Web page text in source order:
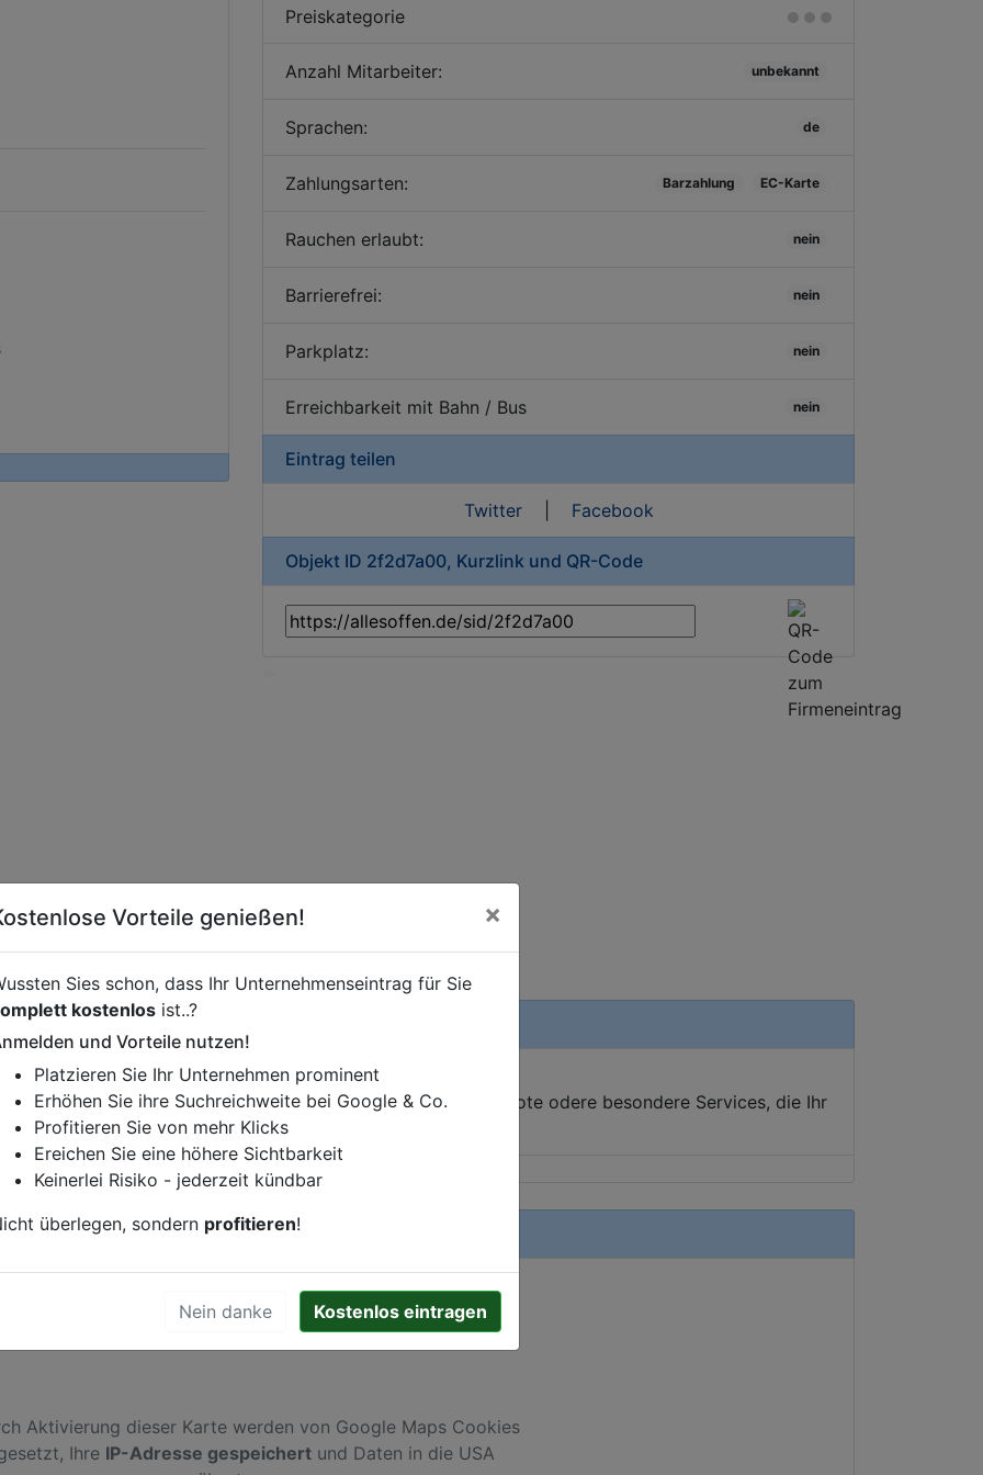
Preiskategorie
Anzahl Mitarbeiter: unbekannt
Sprachen: de
Zahlungsarten: Barzahlung EC-Karte
Rauchen erlaubt: nein
Barrierefrei: nein
Parkplatz: nein
Erreichbarkeit mit Bahn / Bus nein
Eintrag teilen
Twitter| Facebook
Objekt ID 2f2d7a00, Kurzlink und QR-Code
oder andere relevante Informationen hinzufügen?
Gerne erweitern wir Ihren Firmeneintrag um Sonderangebote odere besondere Services, die Ihr
Ihren Wettbewerbern abheben.
Aktivierung dieser Karte werden von Google Maps Cookies
Ihre IP-Adresse gespeichert und Daten in die USA
Vorteile genießen! ×
Sies schon, dass Ihr Unternehmenseintrag für Sie
kostenlos ist..?
und Vorteile nutzen!
Platzieren Sie Ihr Unternehmen prominent
Erhöhen Sie ihre Suchreichweite bei Google & Co.
Profitieren Sie von mehr Klicks
Ereichen Sie eine höhere Sichtbarkeit
Keinerlei Risiko - jederzeit kündbar
überlegen, sondern profitieren!
Nein danke Kostenlos eintragen